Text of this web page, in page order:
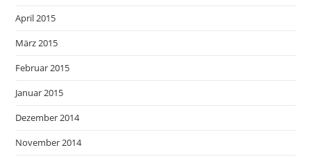
April 2015
März 2015
Februar 2015
Januar 2015
Dezember 2014
November 2014